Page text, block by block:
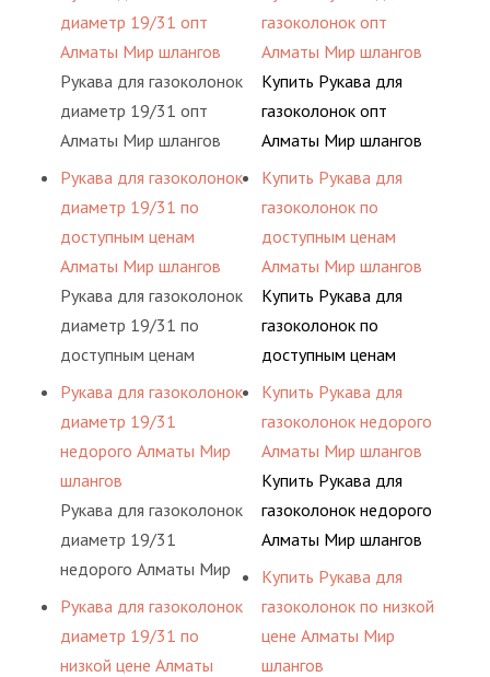
диаметр 19/31 опт
Алматы Мир шлангов
Рукава для газоколонок
диаметр 19/31 опт
Алматы Мир шлангов
Рукава для газоколонок
диаметр 19/31 по
доступным ценам
Алматы Мир шлангов
Рукава для газоколонок
диаметр 19/31 по
доступным ценам
Алматы Мир шлангов
Рукава для газоколонок
диаметр 19/31
недорого Алматы Мир
шлангов
Рукава для газоколонок
диаметр 19/31
недорого Алматы Мир
шлангов
Рукава для газоколонок
диаметр 19/31 по
низкой цене Алматы
газоколонок опт
Алматы Мир шлангов
Купить Рукава для
газоколонок опт
Алматы Мир шлангов
Купить Рукава для
газоколонок по
доступным ценам
Алматы Мир шлангов
Купить Рукава для
газоколонок по
доступным ценам
Алматы Мир шлангов
Купить Рукава для
газоколонок недорого
Алматы Мир шлангов
Купить Рукава для
газоколонок недорого
Алматы Мир шлангов
Купить Рукава для
газоколонок по низкой
цене Алматы Мир
шлангов